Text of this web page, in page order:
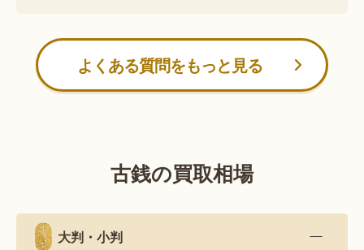
よくある質問をもっと見る
古銭の買取相場
大判・小判